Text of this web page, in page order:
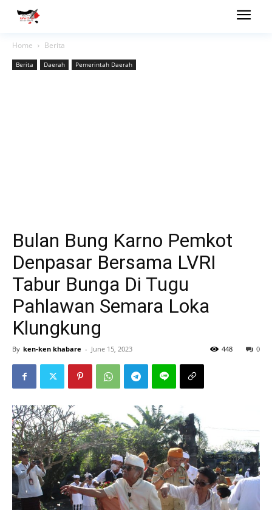
Home Berita
Berita Daerah Pemerintah Daerah
Bulan Bung Karno Pemkot
Denpasar Bersama LVRI
Tabur Bunga Di Tugu
Pahlawan Semara Loka
Klungkung
By ken-ken khabare - June 15, 2023 0
448